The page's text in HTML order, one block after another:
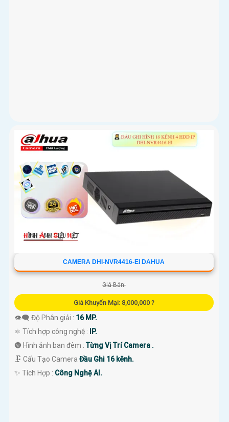
CAMERA DHI-NVR4416-EI DAHUA
Giá Bán:
Giá Khuyến Mại: 8,000,000 ?
👁️‍🗨 Độ Phân giải : 16 MP.
⚛️ Tích hợp công nghệ :
IP.
🌚 Hình ảnh ban đêm :Từng Vị Trí Camera .
🗜️ Cấu Tạo Camera Đầu Ghi 16 kênh.
️✨ Tích Hợp : Công Nghệ AI.